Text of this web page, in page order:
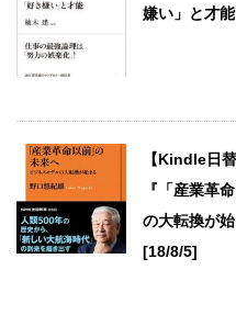
嫌い」と才
【Kindle日
『「産業革
の大転換が
[18/8/5]